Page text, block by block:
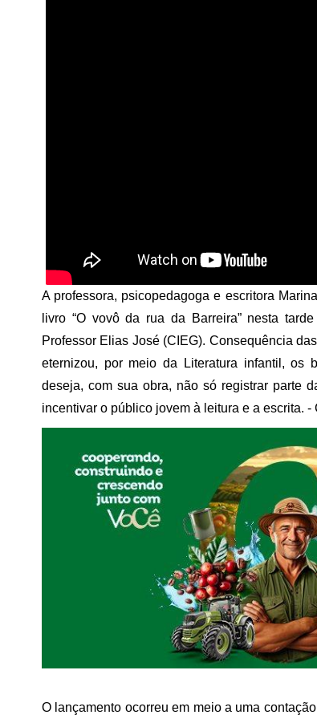
A professora, psicopedagoga e escritora
livro “O vovô da rua da Barreira” nesta
Professor Elias José (CIEG). Consequência
eternizou, por meio da Literatura infantil, os
deseja, com sua obra, não só registrar parte
incentivar o público jovem à leitura e a escrita.
O lançamento ocorreu em meio a uma